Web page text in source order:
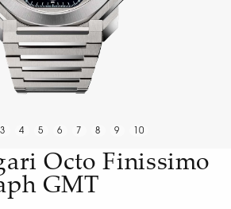
3 4 5 6 7 8 9 10
Octo Finissimo
GMT